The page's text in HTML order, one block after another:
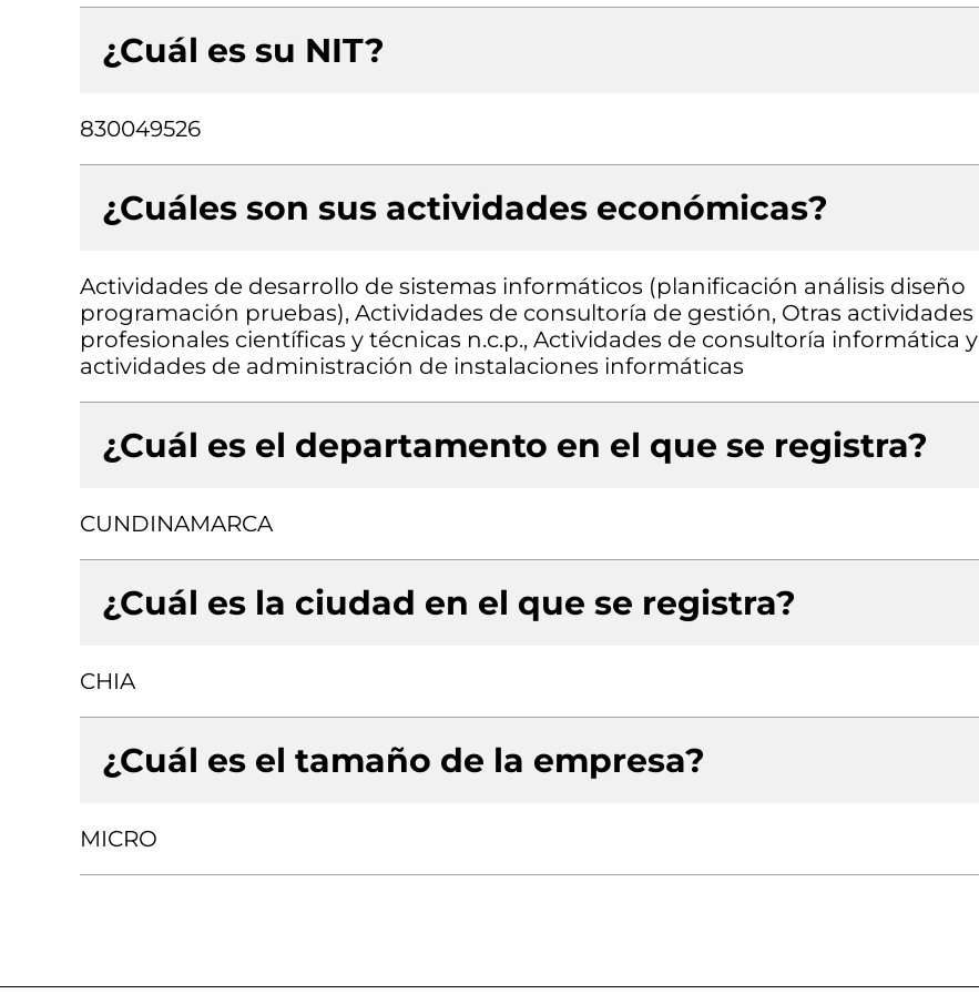
¿Cuál es su NIT?
830049526
¿Cuáles son sus actividades económicas?
Actividades de desarrollo de sistemas informáticos (planificación análisis diseño
programación pruebas), Actividades de consultoría de gestión, Otras actividades
profesionales científicas y técnicas n.c.p., Actividades de consultoría informática y
actividades de administración de instalaciones informáticas
¿Cuál es el departamento en el que se registra?
CUNDINAMARCA
¿Cuál es la ciudad en el que se registra?
CHIA
¿Cuál es el tamaño de la empresa?
MICRO